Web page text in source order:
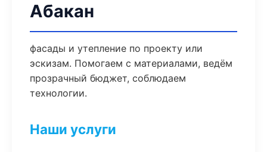
Абакан
фасады и утепление по проекту или
эскизам. Помогаем с материалами, ведём
прозрачный бюджет, соблюдаем
технологии.
Наши услуги